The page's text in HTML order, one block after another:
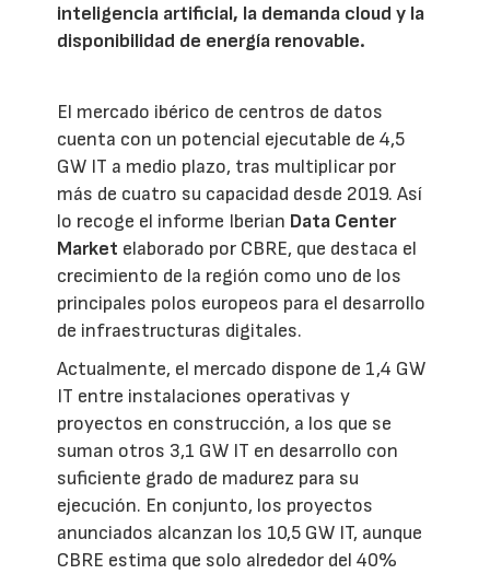
inteligencia artificial, la demanda cloud y la
disponibilidad de energía renovable.
El mercado ibérico de centros de datos
cuenta con un potencial ejecutable de 4,5
GW IT a medio plazo, tras multiplicar por
más de cuatro su capacidad desde 2019. Así
lo recoge el informe Iberian Data Center
Market elaborado por CBRE, que destaca el
crecimiento de la región como uno de los
principales polos europeos para el desarrollo
de infraestructuras digitales.
Actualmente, el mercado dispone de 1,4 GW
IT entre instalaciones operativas y
proyectos en construcción, a los que se
suman otros 3,1 GW IT en desarrollo con
suficiente grado de madurez para su
ejecución. En conjunto, los proyectos
anunciados alcanzan los 10,5 GW IT, aunque
CBRE estima que solo alrededor del 40%